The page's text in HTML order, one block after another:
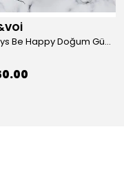
Always Be Happy Doğum Günü Hediye Kutusu